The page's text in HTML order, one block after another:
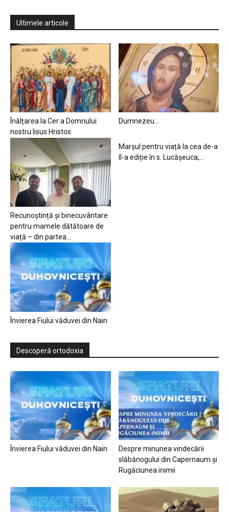
Ultimele articole
Înălțarea la Cer a Domnului
nostru Iisus Hristos
Dumnezeu…
Recunoștință și binecuvântare
pentru mamele dătătoare de
viață – din partea...
Marșul pentru viață la cea de-a
II-a ediție în s. Lucășeuca,...
Învierea Fiului văduvei din Nain
Descoperă ortodoxia
Învierea Fiului văduvei din Nain
Despre minunea vindecării
slăbănogului din Capernaum și
Rugăciunea inimii